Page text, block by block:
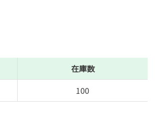
在庫数
100